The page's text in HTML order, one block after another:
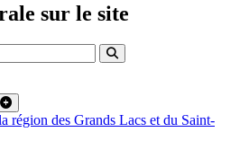
sur le site
région des Grands Lacs et du Saint-